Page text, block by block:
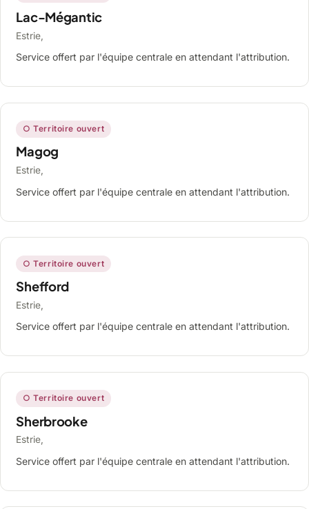
Lac-Mégantic
Estrie,
Service offert par l'équipe centrale en attendant l'attribution.
○ Territoire ouvert
Magog
Estrie,
Service offert par l'équipe centrale en attendant l'attribution.
○ Territoire ouvert
Shefford
Estrie,
Service offert par l'équipe centrale en attendant l'attribution.
○ Territoire ouvert
Sherbrooke
Estrie,
Service offert par l'équipe centrale en attendant l'attribution.